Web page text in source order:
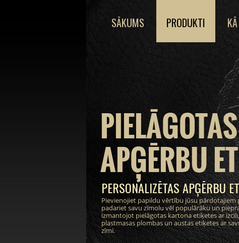
PIELĀGOTAS
APĢĒRBU
PERSONALIZĒTAS APĢĒRBU
Pievienojiet papildu vērtību jūsu
padariet savu zīmolu vēl populārāku un
izmantojot pielāgotas kartona etiķetes ar
plastmasas plombas un austas etiķetes ar
zīmi.
SĀKUMS PRODUKTI